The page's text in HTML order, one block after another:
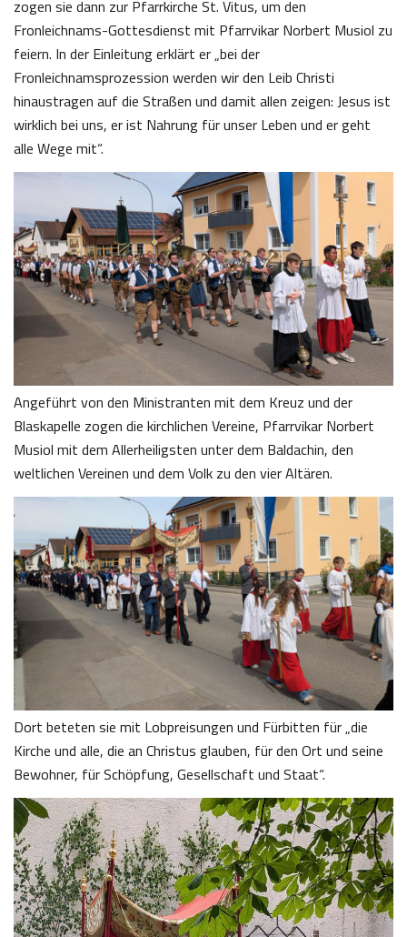
zogen sie dann zur Pfarrkirche St. Vitus, um den
Fronleichnams-Gottesdienst mit Pfarrvikar Norbert Musiol zu
feiern. In der Einleitung erklärt er „bei der
Fronleichnamsprozession werden wir den Leib Christi
hinaustragen auf die Straßen und damit allen zeigen: Jesus ist
wirklich bei uns, er ist Nahrung für unser Leben und er geht
alle Wege mit“.
Angeführt von den Ministranten mit dem Kreuz und der
Blaskapelle zogen die kirchlichen Vereine, Pfarrvikar Norbert
Musiol mit dem Allerheiligsten unter dem Baldachin, den
weltlichen Vereinen und dem Volk zu den vier Altären.
Dort beteten sie mit Lobpreisungen und Fürbitten für „die
Kirche und alle, die an Christus glauben, für den Ort und seine
Bewohner, für Schöpfung, Gesellschaft und Staat“.